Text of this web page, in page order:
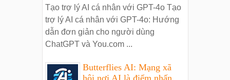
Tạo trợ lý AI cá nhân với GPT-4o Tạo
trợ lý AI cá nhân với GPT-4o: Hướng
dẫn đơn giản cho người dùng
ChatGPT và You.com ...
Butterflies AI: Mạng xã
hội nơi AI là điểm nhấn